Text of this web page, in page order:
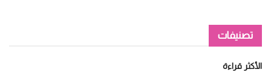
تصنيفات
الأكثر قراءة